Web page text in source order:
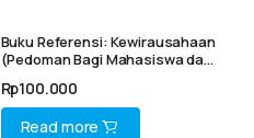
Buku Referensi: Kewirausahaan
(Pedoman Bagi Mahasiswa dan
Rp100.000
Read more